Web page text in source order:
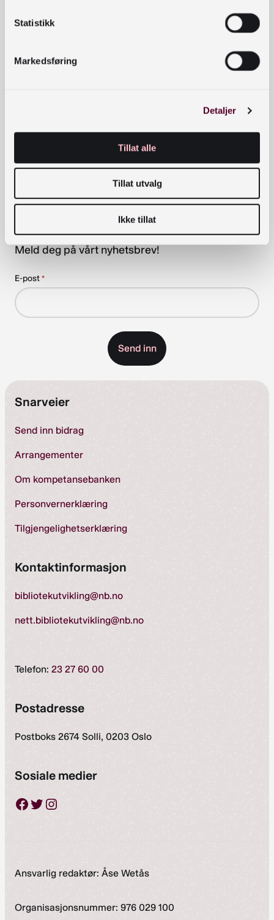
Statistikk
Markedsføring
Detaljer
Tillat alle
Tillat utvalg
Ikke tillat
Påmeldingen er bekreftet
Takk for at du meldte deg på Nasjonalbibliotekets
Meld deg på vårt nyhetsbrev!
E-post *
Snarveier
Send inn bidrag
Arrangementer
Om kompetansebanken
Personvernerklæring
Tilgjengelighetserklæring
Kontaktinformasjon
bibliotekutvikling@nb.no
nett.bibliotekutvikling@nb.no
Telefon: 23 27 60 00
Postadresse
Postboks 2674 Solli, 0203 Oslo
Sosiale medier
Facebook Twitter Instagram
Ansvarlig redaktør: Åse Wetås
Organisasjonsnummer: 976 029 100